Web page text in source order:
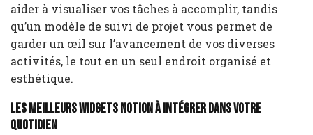
aider à visualiser vos tâches à accomplir, tandis
qu’un modèle de suivi de projet vous permet de
garder un œil sur l’avancement de vos diverses
activités, le tout en un seul endroit organisé et
esthétique.
Les meilleurs widgets Notion à intégrer dans votre
quotidien